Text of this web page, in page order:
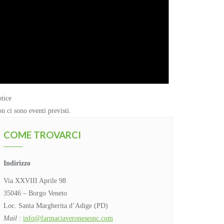
ci sono eventi previsti.
COME TROVARCI
Indirizzo
Via XXVIII Aprile 98
35046 – Borgo Veneto
Loc. Santa Margherita d’Adige (PD)
Mail : info@farmaciaveronesesnc.com